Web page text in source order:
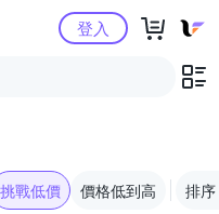
購物中心登入
挑戰低價 價格低到高 排序